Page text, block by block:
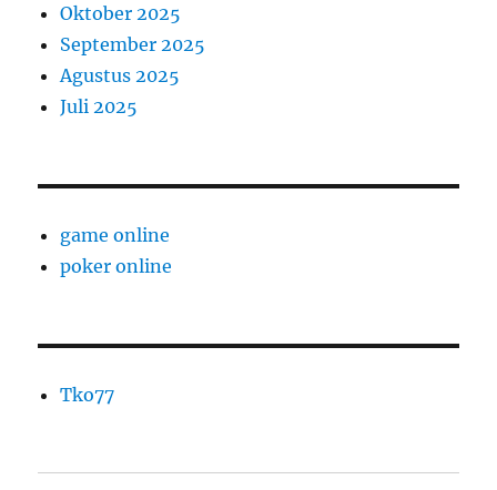
Oktober 2025
September 2025
Agustus 2025
Juli 2025
game online
poker online
Tko77